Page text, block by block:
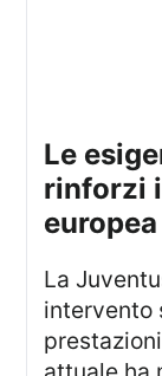
le esigenze della juventus:
rinforzi
europea
La Juventus valuta con urgenza un
intervento